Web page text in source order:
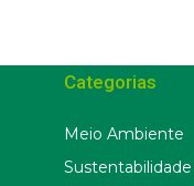
Categorias
Meio Ambiente
Sustentabilidade